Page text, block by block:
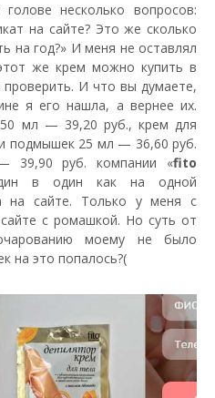
несколько вопросов:
на сайте? Это же сколько
на год?» И меня не оставлял
же крем можно купить в
И что вы думаете,
я его нашла, а вернее их.
мл — 39,20 руб., крем для
подмышек 25 мл — 36,60 руб.
руб. компании «fito
в один как на одной
на сайте. Только у меня с
с ромашкой. Но суть от
моему не было
на это попалось?(